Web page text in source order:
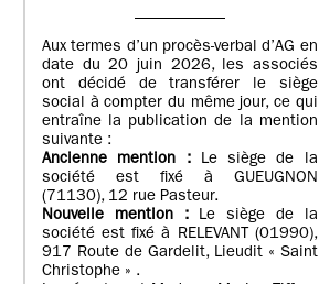
Aux termes d’un procès-verbal d’AG en
date du 20 juin 2026, les associés
ont décidé de transférer le siège
social à compter du même jour, ce qui
entraîne la publication de la mention
suivante :
Ancienne mention : Le siège de la
société est fixé à GUEUGNON
(71130), 12 rue Pasteur.
Nouvelle mention : Le siège de la
société est fixé à RELEVANT (01990),
917 Route de Gardelit, Lieudit « Saint
Christophe » .